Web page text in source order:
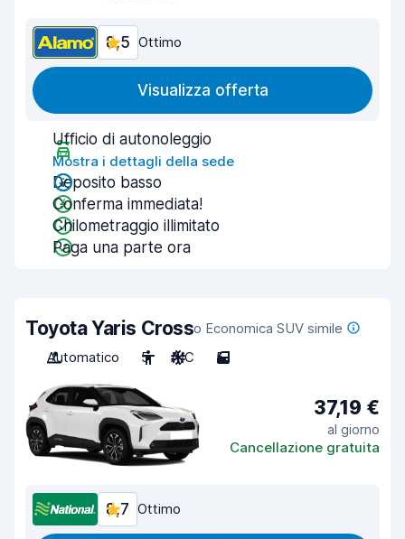
8,5 Ottimo
Visualizza offerta
Ufficio di autonoleggio
Mostra i dettagli della sede
Deposito basso
Conferma immediata!
Chilometraggio illimitato
Paga una parte ora
Toyota Yaris Crosso Economica SUV simile
Automatico
5 A/C 5
37,19 €
al giorno
Cancellazione gratuita
8,7 Ottimo